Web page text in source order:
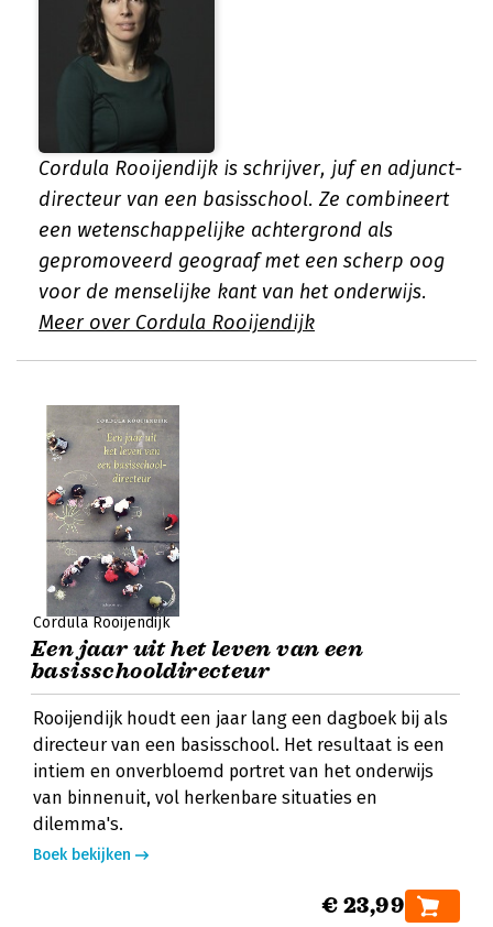
Cordula Rooijendijk is schrijver, juf en adjunct-
directeur van een basisschool. Ze combineert
een wetenschappelijke achtergrond als
gepromoveerd geograaf met een scherp oog
voor de menselijke kant van het onderwijs.
Meer over Cordula Rooijendijk
Cordula Rooijendijk
Een jaar uit het leven van een
basisschooldirecteur
Rooijendijk houdt een jaar lang een dagboek bij als
directeur van een basisschool. Het resultaat is een
intiem en onverbloemd portret van het onderwijs
van binnenuit, vol herkenbare situaties en
dilemma's.
Boek bekijken
€ 23,99